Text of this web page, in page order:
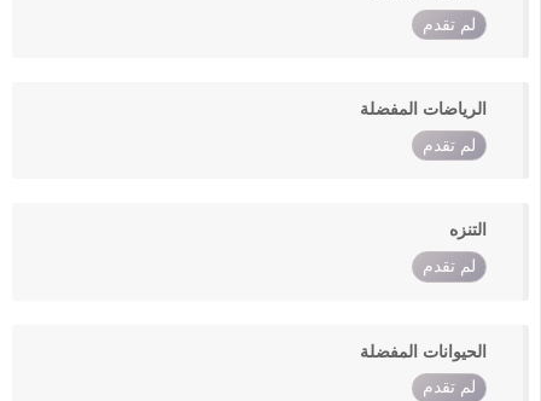
لم تقدم
الرياضات المفضلة
لم تقدم
التنزه
لم تقدم
الحيوانات المفضلة
لم تقدم